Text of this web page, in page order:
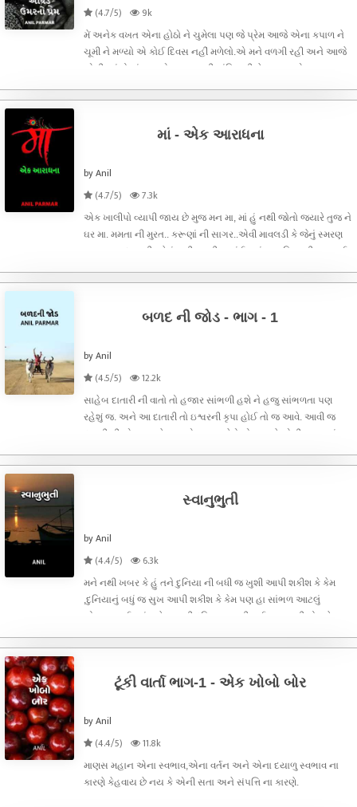
(4.7/5)
9k
મેં અનેક વખત એના હોઠો ને ચુમેલા પણ જે પ્રેમ આજે એના કપાળ ને
ચૂમી ને મળ્યો એ કોઈ દિવસ નહીં મળેલો.એ મને વળગી રહી અને આજે
એની આંખો માં પણ એક ગજબ ની શાંતિ હતી.ચેહરા પર એક ચમક
ઉંમર નું યુગલ મને પ્
માં - એક આરાધના
by Anil
(4.7/5)
7.3k
એક ખાલીપો વ્યાપી જાય છે મુજ મન મા, માં હું નથી જોતો જ્યારે તુજ ને
ઘર મા. મમતા ની મુરત.. કરૂણાં ની સાગર..એવી માવલડી કે જેનું સ્મરણ
માત્ર આરાધના થી ઓછું નથી. આવી જ કંઈક માં ના મહિમા ની વાત લઈ
બળદ ની જોડ - ભાગ - 1
by Anil
(4.5/5)
12.2k
સાહેબ દાતારી ની વાતો તો હજાર સાંભળી હશે ને હજુ સાંભળતા પણ
રહેશું જ. અને આ દાતારી તો ઇશ્વરની કૃપા હોઈ તો જ આવે. આવી જ
દાતારી ની એક વાત છે આ. એક રાજા કેવો હોય અને એની પ્રજા નું
સ્વાનુભુતી
by Anil
(4.4/5)
6.3k
મને નથી ખબર કે હું તને દુનિયા ની બધી જ ખુશી આપી શકીશ કે કેમ
,દુનિયાનું બધું જ સુખ આપી શકીશ કે કેમ પણ હા સાંભળ આટલું
ચોક્ક્સ કઈશ,હું તને જ મારી દુનિયા બનાવી લઈશ. કામ ની હોડ ને
ઓરતા કેવી રીતે પુરા
ટૂંકી વાર્તા ભાગ-1 - એક ખોબો બોર
by Anil
(4.4/5)
11.8k
માણસ મહાન એના સ્વભાવ,એના વર્તન અને એના દયાળુ સ્વભાવ ના
કારણે કેહવાય છે નય કે એની સતા અને સંપત્તિ ના કારણે.